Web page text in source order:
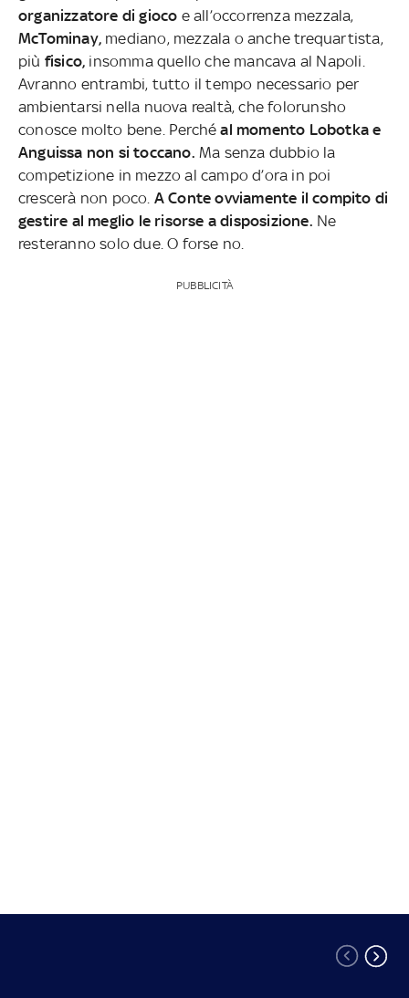
organizzatore di gioco e all’occorrenza mezzala,
McTominay, mediano, mezzala o anche trequartista,
più fisico, insomma quello che mancava al Napoli.
Avranno entrambi, tutto il tempo necessario per
ambientarsi nella nuova realtà, che folorunsho
conosce molto bene. Perché al momento Lobotka e
Anguissa non si toccano. Ma senza dubbio la
competizione in mezzo al campo d’ora in poi
crescerà non poco. A Conte ovviamente il compito di
gestire al meglio le risorse a disposizione. Ne
resteranno solo due. O forse no.
PUBBLICITÀ